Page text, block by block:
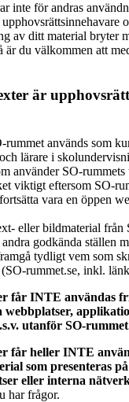
inte för andras
av ditt material bryter
är du välkommen att
är
används som
lärare i
använder SO-rummets
viktigt eftersom SO-
vara en öppen
eller bildmaterial från
godkända ställen
tydligt vem som
rummet.se, inkl.
får INTE användas
webbplatser,
utanför SO-
får heller INTE
som presenteras
eller interna
har frågor.